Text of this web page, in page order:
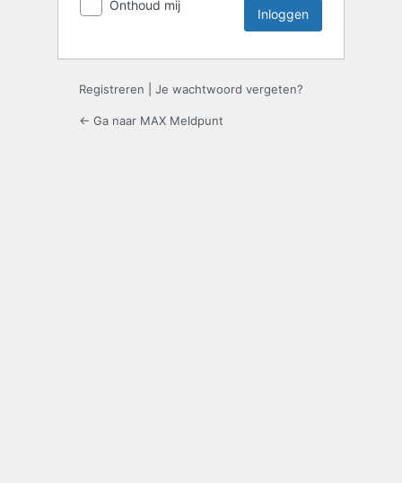
Onthoud mij
Registreren Je wachtwoord vergeten?
← Ga naar MAX Meldpunt